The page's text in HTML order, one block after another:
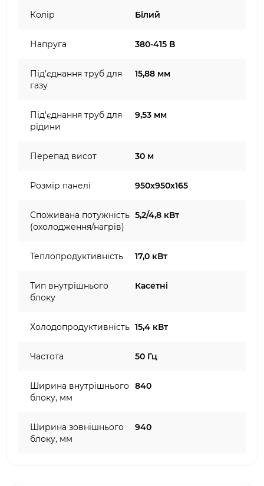
Колір Білий
Напруга 380-415 В
Під'єднання труб для
газу
15,88 мм
Під'єднання труб для
рідини
9,53 мм
Перепад висот 30 м
Розмір панелі 950х950х165
Споживана потужність
(охолодження/нагрів)
5,2/4,8 кВт
Теплопродуктивність 17,0 кВт
Тип внутрішнього
блоку
Касетні
Холодопродуктивність 15,4 кВт
Частота 50 Гц
Ширина внутрішнього
блоку, мм
840
Ширина зовнішнього
блоку, мм
940